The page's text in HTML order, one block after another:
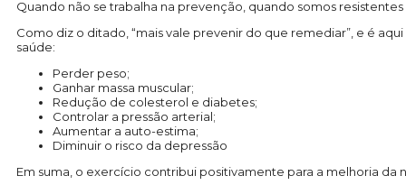
Quando não se trabalha na prevenção, quando somos
Como diz o ditado, “mais vale prevenir do que remediar”, e é
saúde:
Perder peso;
Ganhar massa muscular;
Redução de colesterol e diabetes;
Controlar a pressão arterial;
Aumentar a auto-estima;
Diminuir o risco da depressão
Em suma, o exercício contribui positivamente para a melhoria